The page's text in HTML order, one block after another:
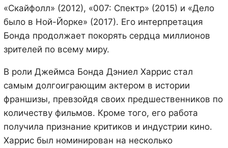
«Скайфолл» (2012), «007: Спектр» (2015) и «Дело
было в Ной-Йорке» (2017). Его интерпретация
Бонда продолжает покорять сердца миллионов
зрителей по всему миру.
В роли Джеймса Бонда Дэниел Харрис стал
самым долгоиграющим актером в истории
франшизы, превзойдя своих предшественников по
количеству фильмов. Кроме того, его работа
получила признание критиков и индустрии кино.
Харрис был номинирован на несколько